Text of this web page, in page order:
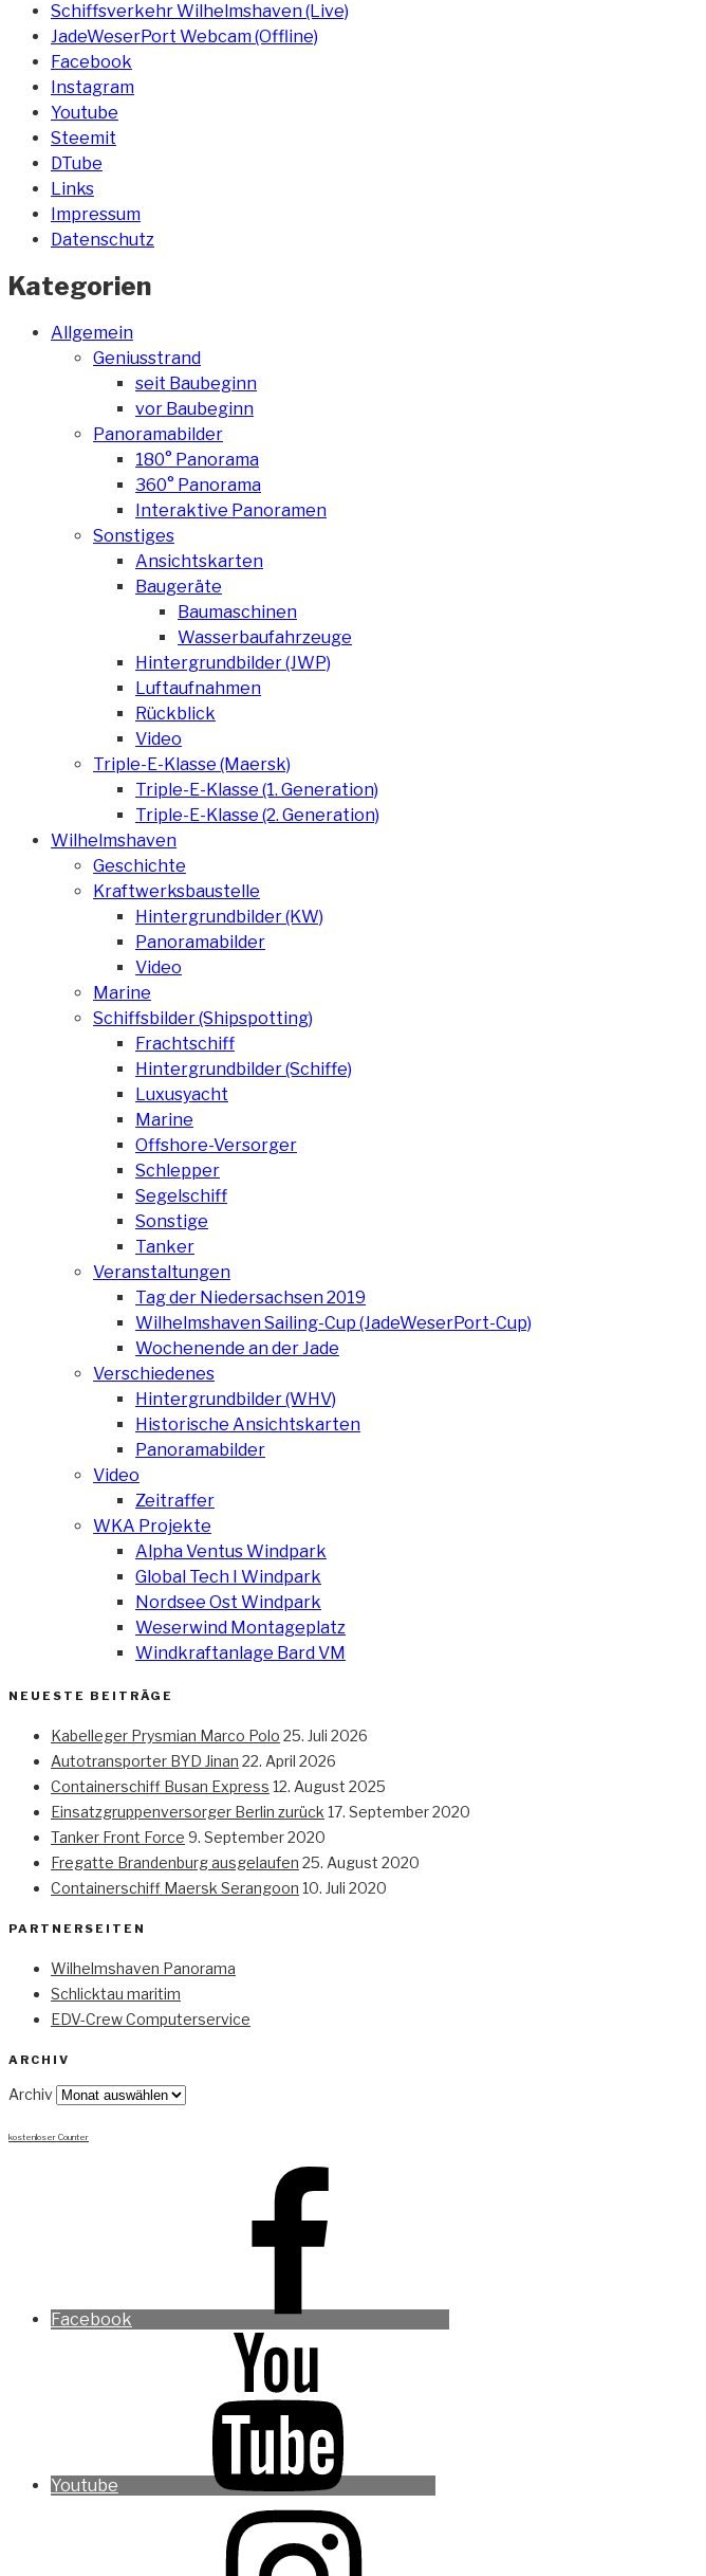
Schiffsverkehr Wilhelmshaven (Live)
JadeWeserPort Webcam (Offline)
Facebook
Instagram
Youtube
Steemit
DTube
Links
Impressum
Datenschutz
Kategorien
Allgemein
Geniusstrand
seit Baubeginn
vor Baubeginn
Panoramabilder
180° Panorama
360° Panorama
Interaktive Panoramen
Sonstiges
Ansichtskarten
Baugeräte
Baumaschinen
Wasserbaufahrzeuge
Hintergrundbilder (JWP)
Luftaufnahmen
Rückblick
Video
Triple-E-Klasse (Maersk)
Triple-E-Klasse (1. Generation)
Triple-E-Klasse (2. Generation)
Wilhelmshaven
Geschichte
Kraftwerksbaustelle
Hintergrundbilder (KW)
Panoramabilder
Video
Marine
Schiffsbilder (Shipspotting)
Frachtschiff
Hintergrundbilder (Schiffe)
Luxusyacht
Marine
Offshore-Versorger
Schlepper
Segelschiff
Sonstige
Tanker
Veranstaltungen
Tag der Niedersachsen 2019
Wilhelmshaven Sailing-Cup (JadeWeserPort-Cup)
Wochenende an der Jade
Verschiedenes
Hintergrundbilder (WHV)
Historische Ansichtskarten
Panoramabilder
Video
Zeitraffer
WKA Projekte
Alpha Ventus Windpark
Global Tech I Windpark
Nordsee Ost Windpark
Weserwind Montageplatz
Windkraftanlage Bard VM
NEUESTE BEITRÄGE
Kabelleger Prysmian Marco Polo 25. Juli 2026
Autotransporter BYD Jinan 22. April 2026
Containerschiff Busan Express 12. August 2025
Einsatzgruppenversorger Berlin zurück 17. September 2020
Tanker Front Force 9. September 2020
Fregatte Brandenburg ausgelaufen 25. August 2020
Containerschiff Maersk Serangoon 10. Juli 2020
PARTNERSEITEN
Wilhelmshaven Panorama
Schlicktau maritim
EDV-Crew Computerservice
ARCHIV
Archiv
kostenloser Counter
Facebook
Youtube